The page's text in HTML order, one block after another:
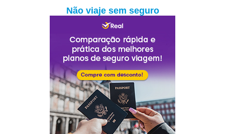
Não viaje sem seguro